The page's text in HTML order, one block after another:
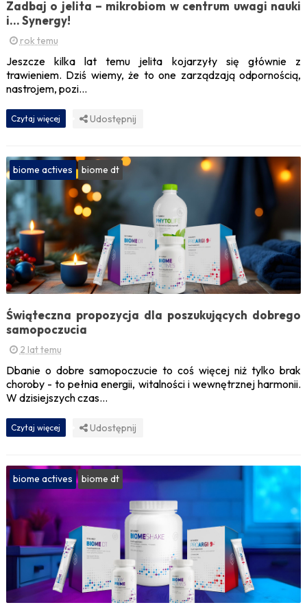
Zadbaj o jelita – mikrobiom w centrum uwagi nauki
i... Synergy!
rok temu
Jeszcze kilka lat temu jelita kojarzyły się głównie z
trawieniem. Dziś wiemy, że to one zarządzają odpornością,
nastrojem, pozi...
Czytaj więcej Udostępnij
biome actives biome dt
Świąteczna propozycja dla poszukujących dobrego
samopoczucia
2 lat temu
Dbanie o dobre samopoczucie to coś więcej niż tylko brak
choroby - to pełnia energii, witalności i wewnętrznej harmonii.
W dzisiejszych czas...
Czytaj więcej Udostępnij
biome actives biome dt